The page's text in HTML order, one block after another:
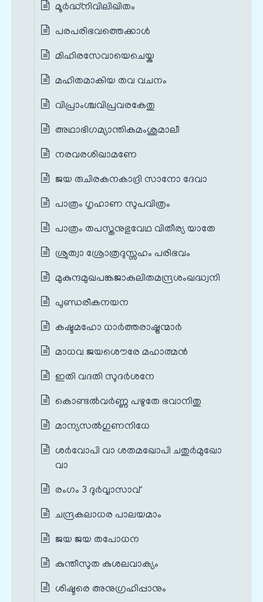
മൂര്‍ദ്ധ്നിവിലിഖിതം
പരപരിഭവത്തെക്കാള്‍
മിഹിരസേവായെചെയ്ക
മഹിതമാകിയ തവ വചനം
വിപ്രാംശ്ചവിപ്രവരകേതു
അഥാഭിഗമ്യാന്തികമംശുമാലീ
നരവരശിഖാമണേ
ജയ രുചിരകനകാദ്രി സാനോ ദേവാ
പാത്രം ഗൃഹാണ സുപവിത്രം
പാത്രം തപസ്തനുഭുവേഥ വിതീര്യ യാതേ
ശ്രുത്വാ ശ്രോത്രദുസ്സഹം പരിഭവം
മുകുന്ദമുഖപങ്കജാകലിതമന്ദ്രശംഖദ്ധ്വനി
പുണ്ഡരീകനയന
കഷ്ടമഹോ ധാര്‍ത്തരാഷ്ട്രന്മാര്‍
മാധവ ജയശൌരേ മഹാത്മന്‍
ഇതി വദതി സുദർശനേ
കൊണ്ടല്‍‌വര്‍ണ്ണ പഴുതേ ഭവാനിതു
മാന്യസല്‍ഗുണനിധേ
ശർവോപി വാ ശതമഖോപി ചതുർമുഖോ
വാ
രംഗം 3 ദുർവ്വാസാവ്
ചന്ദ്രകലാധര പാലയമാം
ജയ ജയ തപോധന
കുന്തീസുത കുശലവാക്യം
ശിഷ്ടരെ അനുഗ്രഹിപ്പാനും